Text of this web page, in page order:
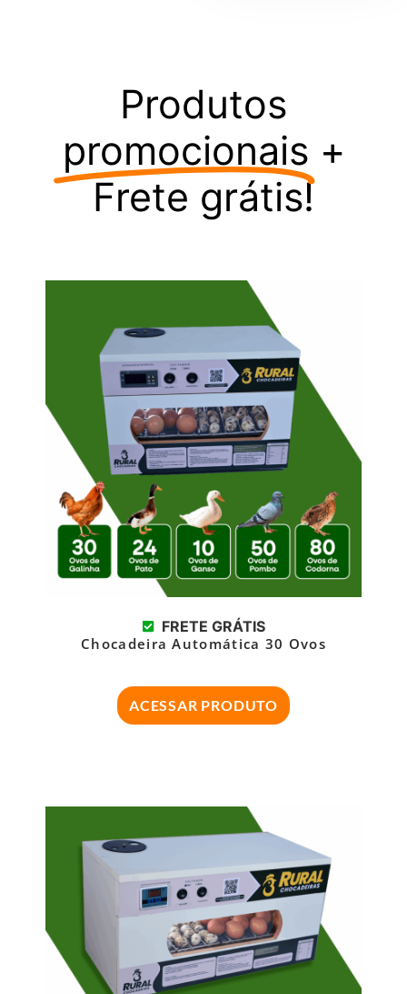
Produtos
promocionais +
Frete grátis!
FRETE GRÁTIS
Chocadeira Automática 30 Ovos
ACESSAR PRODUTO